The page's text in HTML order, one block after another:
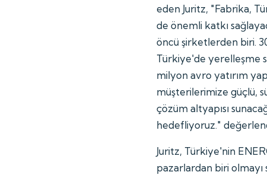
eden Juritz, "Fabrika,
de önemli katkı
öncü şirketlerden biri.
Türkiye'de yerelleşme
milyon avro yatırım
müşterilerimize güçlü,
çözüm altyapısı
hedefliyoruz."
Juritz, Türkiye'nin
pazarlardan biri olmayı